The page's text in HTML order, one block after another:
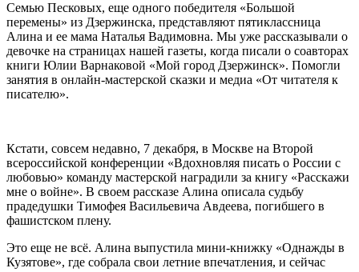
Семью Песковых, еще одного победителя «Большой
перемены» из Дзержинска, представляют пятиклассница
Алина и ее мама Наталья Вадимовна. Мы уже рассказывали о
девочке на страницах нашей газеты, когда писали о соавторах
книги Юлии Варнаковой «Мой город Дзержинск». Помогли
занятия в онлайн-мастерской сказки и медиа «От читателя к
писателю».
Кстати, совсем недавно, 7 декабря, в Москве на Второй
всероссийской конференции «Вдохновляя писать о России с
любовью» команду мастерской наградили за книгу «Расскажи
мне о войне». В своем рассказе Алина описала судьбу
прадедушки Тимофея Васильевича Авдеева, погибшего в
фашистском плену.
Это еще не всё. Алина выпустила мини-книжку «Однажды в
Кузятове», где собрала свои летние впечатления, и сейчас